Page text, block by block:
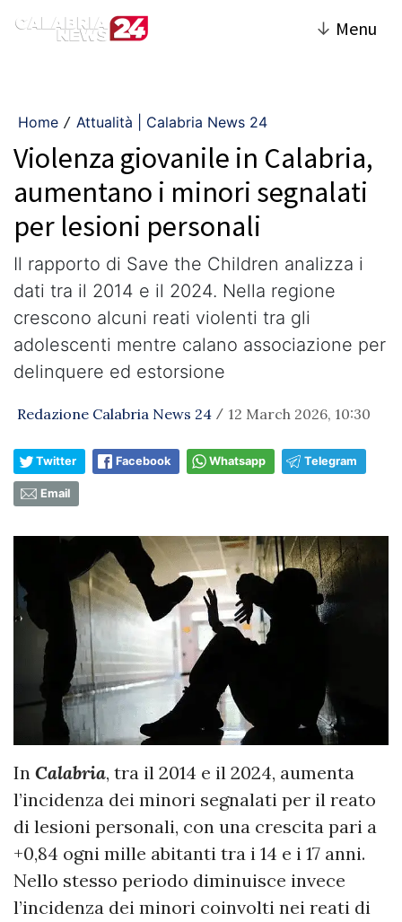
↓ Menu
Home / Attualità | Calabria News 24
Violenza giovanile in Calabria,
aumentano i minori segnalati
per lesioni personali
Il rapporto di Save the Children analizza i
dati tra il 2014 e il 2024. Nella regione
crescono alcuni reati violenti tra gli
adolescenti mentre calano associazione per
delinquere ed estorsione
Redazione Calabria News 24 / 12 March 2026, 10:30
Twitter Facebook Whatsapp Telegram
Email
In Calabria, tra il 2014 e il 2024, aumenta
l’incidenza dei minori segnalati per il reato
di lesioni personali, con una crescita pari a
+0,84 ogni mille abitanti tra i 14 e i 17 anni.
Nello stesso periodo diminuisce invece
l’incidenza dei minori coinvolti nei reati di